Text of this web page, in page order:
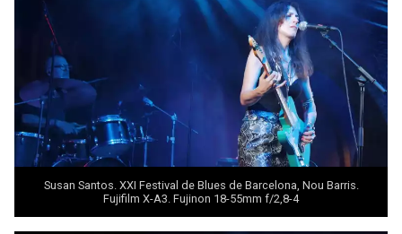
Susan Santos. XXI Festival de Blues de Barcelona, Nou Barris.
Fujifilm X-A3. Fujinon 18-55mm f/2,8-4